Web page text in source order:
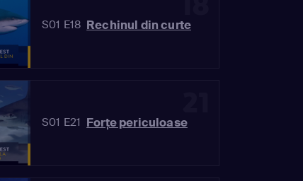
S01 E18 Rechinul din curte
S01 E21 Forțe periculoase